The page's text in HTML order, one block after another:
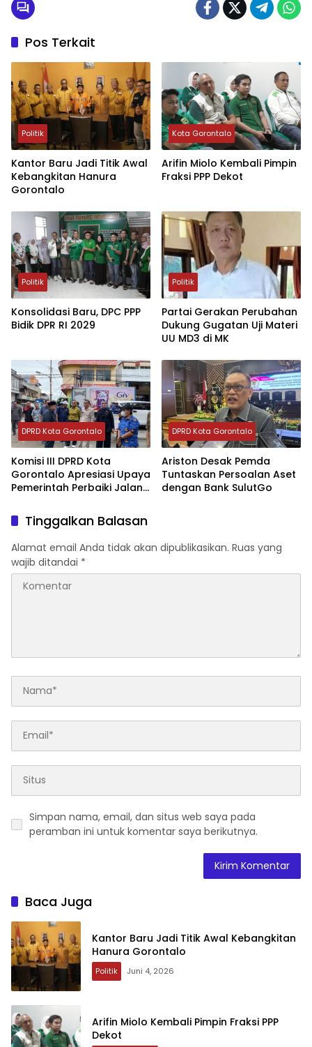
Pos Terkait
Politik
Kantor Baru Jadi Titik Awal
Kebangkitan Hanura
Gorontalo
Kota Gorontalo
Arifin Miolo Kembali Pimpin
Fraksi PPP Dekot
Politik
Konsolidasi Baru, DPC PPP
Bidik DPR RI 2029
Politik
Partai Gerakan Perubahan
Dukung Gugatan Uji Materi
UU MD3 di MK
DPRD Kota Gorontalo
Komisi III DPRD Kota
Gorontalo Apresiasi Upaya
Pemerintah Perbaiki Jalan
DPRD Kota Gorontalo
Ariston Desak Pemda
Tuntaskan Persoalan Aset
dengan Bank SulutGo
Tinggalkan Balasan
Alamat email Anda tidak akan dipublikasikan. Ruas yang
wajib ditandai *
Simpan nama, email, dan situs web saya pada
peramban ini untuk komentar saya berikutnya.
Baca Juga
Kantor Baru Jadi Titik Awal Kebangkitan
Hanura Gorontalo
Politik Juni 4, 2026
Arifin Miolo Kembali Pimpin Fraksi PPP
Dekot